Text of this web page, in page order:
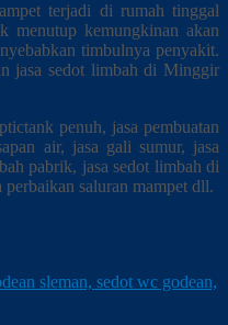
terjadi di rumah tinggal
menutup kemungkinan akan
timbulnya penyakit.
jasa sedot limbah di Minggir
penuh, jasa pembuatan
air, jasa gali sumur, jasa
pabrik, jasa sedot limbah di
saluran mampet dll.